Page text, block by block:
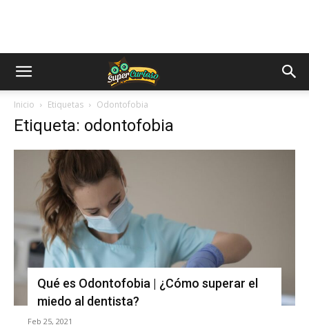
Inicio Etiquetas Odontofobia
Etiqueta: odontofobia
Qué es Odontofobia | ¿Cómo superar el
miedo al dentista?
Feb 25, 2021